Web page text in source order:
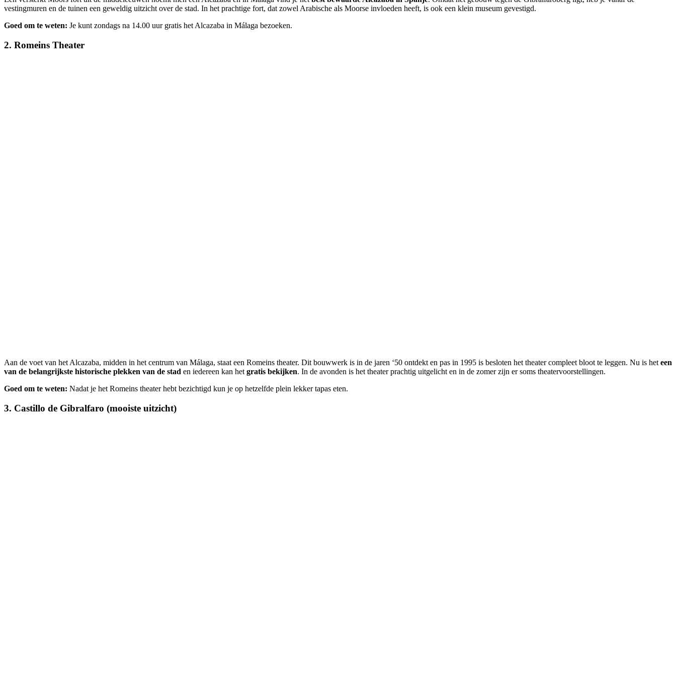
vestingmuren en de tuinen een geweldig uitzicht over de stad. In het prachtige fort, dat zowel Arabische als Moorse invloeden heeft, is ook een klein museum gevestigd.
Goed om te weten: Je kunt zondags na 14.00 uur gratis het Alcazaba in Málaga bezoeken.
2. Romeins Theater
Aan de voet van het Alcazaba, midden in het centrum van Málaga, staat een Romeins theater. Dit bouwwerk is in de jaren ‘50 ontdekt en pas in 1995 is besloten het theater compleet bloot te leggen. Nu is het een
van de belangrijkste historische plekken van de stad en iedereen kan het gratis bekijken. In de avonden is het theater prachtig uitgelicht en in de zomer zijn er soms theatervoorstellingen.
Goed om te weten: Nadat je het Romeins theater hebt bezichtigd kun je op hetzelfde plein lekker tapas eten.
3. Castillo de Gibralfaro (mooiste uitzicht)